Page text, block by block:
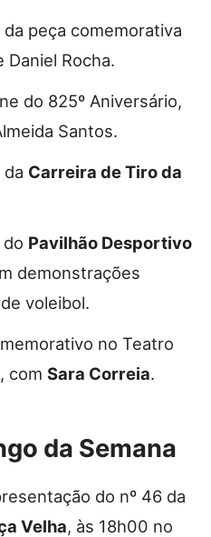
peça comemorativa
Daniel Rocha.
do 825º Aniversário,
Santos.
da Carreira de Tiro da
do Pavilhão Desportivo
demonstrações
voleibol.
no Teatro
com Sara Correia.
da Semana
do nº 46 da
Velha, às 18h00 no